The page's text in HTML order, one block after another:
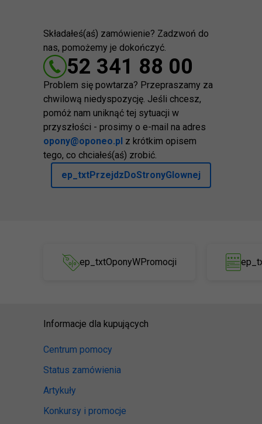
Składałeś(aś) zamówienie? Zadzwoń do
nas, pomożemy je dokończyć.
52 341 88 00
Problem się powtarza? Przepraszamy za
chwilową niedyspozycję. Jeśli chcesz,
pomóż nam uniknąć tej sytuacji w
przyszłości - prosimy o e-mail na adres
opony@oponeo.pl z krótkim opisem
tego, co chciałeś(aś) zrobić.
ep_txtPrzejdzDoStronyGlownej
ep_txtOponyWPromocji
Informacje dla kupujących
Centrum pomocy
Status zamówienia
Artykuły
Konkursy i promocje